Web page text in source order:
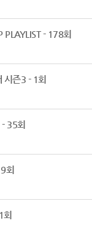
PLAYLIST - 178회
시즌3 - 1회
35회
회
회